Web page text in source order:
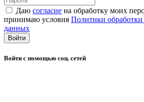
Даю согласие на обработку моих
принимаю условия Политики
данных
Войти
Войти с помощью соц. сетей